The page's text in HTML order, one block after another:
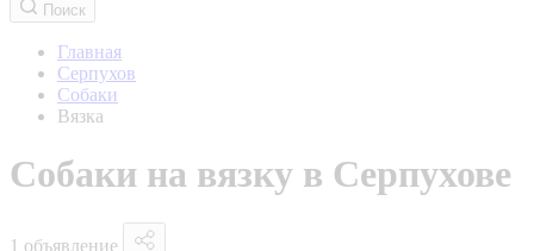
Поиск
Главная
Серпухов
Собаки
Вязка
Собаки на вязку в Серпухове
1 объявление